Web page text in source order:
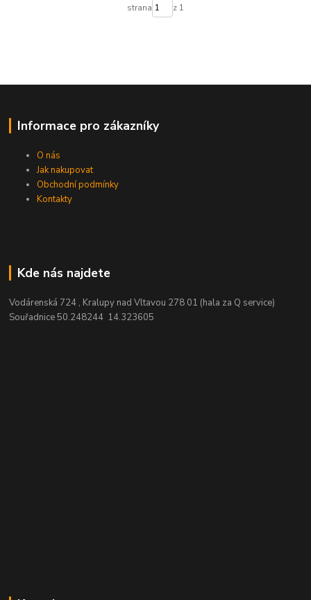
strana z 1
Informace pro zákazníky
O nás
Jak nakupovat
Obchodní podmínky
Kontakty
Kde nás najdete
Vodárenská 724 , Kralupy nad Vltavou 278 01 (hala za Q service)
Souřadnice 50.248244 14.323605